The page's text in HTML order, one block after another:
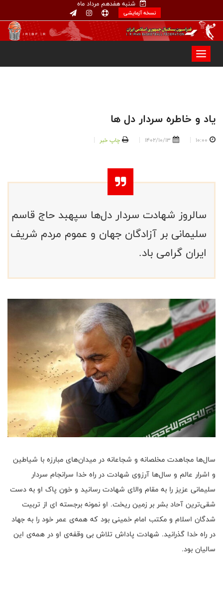
شنبه هفدهم مرداد ماه
نسخه آزمایشی
یاد و خاطره سردار دل ها
10:00
1402/10/13 چاپ خبر
سالروز شهادت سردار دل‌ها سپهبد حاج قاسم
سلیمانی بر آزادگان جهان و عموم مردم شریف
ایران گرامی باد.
سال‌ها مجاهدت مخلصانه و شجاعانه در میدان‌های مبارزه با شیاطین
و اشرار عالم و سال‌ها آرزوی شهادت در راه خدا سرانجام سردار
سلیمانی عزیز را به مقام والای شهادت رسانید و خون پاک او به دست
شقی‌ترین آحاد بشر بر زمین ریخت. او نمونه برجسته ای از تربیت
شدگان اسلام و مکتب امام خمینی بود که همه‌ی عمر خود را به جهاد
در راه خدا گذرانید. شهادت پاداش تلاش بی وقفه‌ی او در همه‌ی این
سالیان بود.